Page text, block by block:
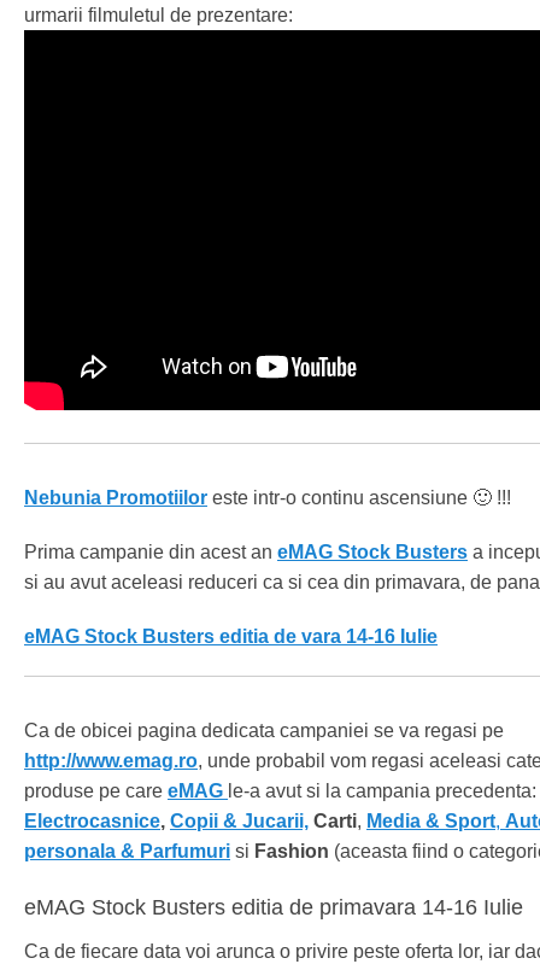
urmarii filmuletul de prezentare:
Nebunia Promotiilor este intr-o continu ascensiune 🙂 !!!
Prima campanie din acest an eMAG Stock Busters a
si au avut aceleasi reduceri ca si cea din primavara, de
eMAG Stock Busters editia de vara 14-16 Iulie
Ca de obicei pagina dedicata campaniei se va regasi pe
http://www.emag.ro, unde probabil vom regasi aceleasi
produse pe care eMAG le-a avut si la campania precedenta:
Electrocasnice, Copii & Jucarii, Carti, Media & Sport,
personala & Parfumuri si Fashion (aceasta fiind o
eMAG Stock Busters editia de primavara 14-16 Iulie
Ca de fiecare data voi arunca o privire peste oferta lor, iar